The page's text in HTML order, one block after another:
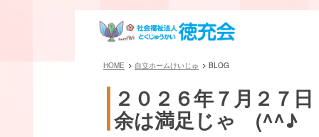
HOME 自立ホームけいじゅ BLOG
２０２６年７月２７日
余は満足じゃ (^^♪